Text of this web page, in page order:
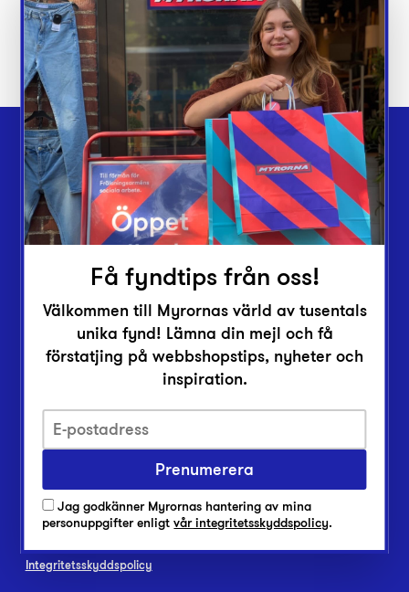
Webbshop
Butiker
Lämna in
Vårt överskott
Inlämningsplatser
Om Myrorna
Lediga jobb
Integritetsskyddspolicy
Få fyndtips från oss!
Välkommen till Myrornas värld av tusentals
unika fynd! Lämna din mejl och få
förstatjing på webbshopstips, nyheter och
inspiration.
Prenumerera
Jag godkänner Myrornas hantering av mina
personuppgifter enligtvår integritetsskyddspolicy.